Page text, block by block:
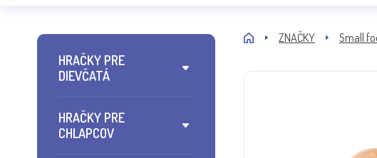
HRAČKY PRE
DIEVČATÁ
HRAČKY PRE
CHLAPCOV
ZNAČKY Small